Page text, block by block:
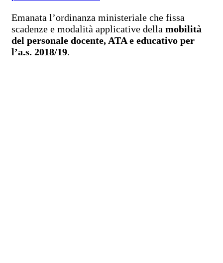
Emanata l’ordinanza ministeriale che fissa
scadenze e modalità applicative della mobilità
del personale docente, ATA e educativo per
l’a.s. 2018/19.